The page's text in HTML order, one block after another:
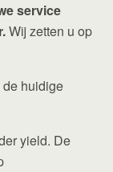
service
Wij zetten u op
huidige
yield. De